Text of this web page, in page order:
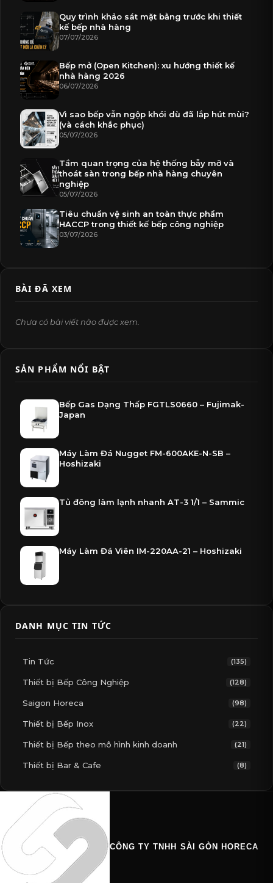
Quy trình khảo sát mặt bằng trước khi thiết
kế bếp nhà hàng
07/07/2026
Bếp mở (Open Kitchen): xu hướng thiết kế
nhà hàng 2026
06/07/2026
Vì sao bếp vẫn ngộp khói dù đã lắp hút mùi?
(và cách khắc phục)
05/07/2026
Tầm quan trọng của hệ thống bẫy mỡ và
thoát sàn trong bếp nhà hàng chuyên
nghiệp
05/07/2026
Tiêu chuẩn vệ sinh an toàn thực phẩm
HACCP trong thiết kế bếp công nghiệp
03/07/2026
BÀI ĐÃ XEM
Chưa có bài viết nào được xem.
SẢN PHẨM NỔI BẬT
Bếp Gas Dạng Thấp FGTLS0660 – Fujimak-
Japan
Máy Làm Đá Nugget FM-600AKE-N-SB –
Hoshizaki
Tủ đông làm lạnh nhanh AT-3 1/1 – Sammic
Máy Làm Đá Viên IM-220AA-21 – Hoshizaki
DANH MỤC TIN TỨC
Tin Tức (135)
Thiết bị Bếp Công Nghiệp (128)
Saigon Horeca (98)
Thiết bị Bếp Inox (22)
Thiết bị Bếp theo mô hình kinh doanh (21)
Thiết bị Bar & Cafe (8)
CÔNG TY TNHH SÀI GÒN HORECA